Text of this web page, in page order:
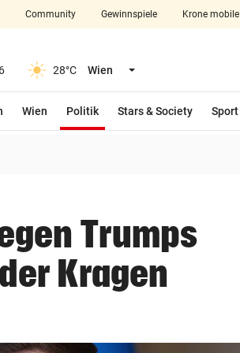
closeSchließen
arrow_right
Community Gewinnspiele Krone mobile
28°C Wien Menü aufklappen
Wien Politik
Stars & Society
Sport
Trumps
Kragen